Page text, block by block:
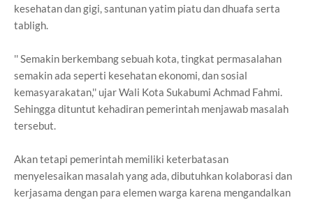
kesehatan dan gigi, santunan yatim piatu dan dhuafa serta
tabligh.
'' Semakin berkembang sebuah kota, tingkat permasalahan
semakin ada seperti kesehatan ekonomi, dan sosial
kemasyarakatan,'' ujar Wali Kota Sukabumi Achmad Fahmi.
Sehingga dituntut kehadiran pemerintah menjawab masalah
tersebut.
Akan tetapi pemerintah memiliki keterbatasan
menyelesaikan masalah yang ada, dibutuhkan kolaborasi dan
kerjasama dengan para elemen warga karena mengandalkan